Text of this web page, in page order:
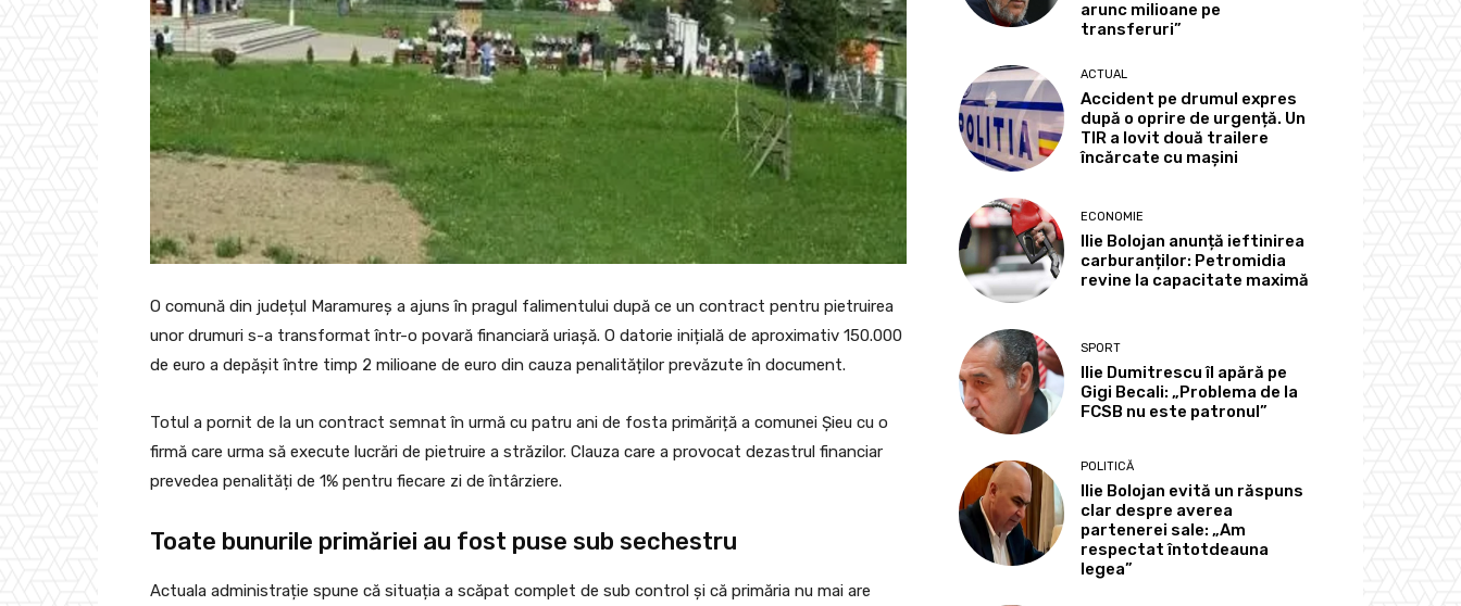
O comună din județul Maramureș a ajuns în pragul falimentului după ce un contract pentru pietruirea
unor drumuri s-a transformat într-o povară financiară uriașă. O datorie inițială de aproximativ 150.000
de euro a depășit între timp 2 milioane de euro din cauza penalităților prevăzute în document.
Totul a pornit de la un contract semnat în urmă cu patru ani de fosta primăriță a comunei Șieu cu o
firmă care urma să execute lucrări de pietruire a străzilor. Clauza care a provocat dezastrul financiar
prevedea penalități de 1% pentru fiecare zi de întârziere.
Toate bunurile primăriei au fost puse sub sechestru
Actuala administrație spune că situația a scăpat complet de sub control și că primăria nu mai are
arunc milioane pe
transferuri”
ACTUAL
Accident pe drumul expres
după o oprire de urgență. Un
TIR a lovit două trailere
încărcate cu mașini
ECONOMIE
Ilie Bolojan anunță ieftinirea
carburanților: Petromidia
revine la capacitate maximă
SPORT
Ilie Dumitrescu îl apără pe
Gigi Becali: „Problema de la
FCSB nu este patronul”
POLITICĂ
Ilie Bolojan evită un răspuns
clar despre averea
partenerei sale: „Am
respectat întotdeauna
legea”